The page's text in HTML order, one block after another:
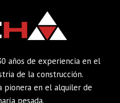
años de experiencia en el
de la construcción.
pionera en el alquiler de
pesada.